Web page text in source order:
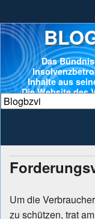
Das
Inhalte aus
Die Website des
Um die
zu schützen, trat